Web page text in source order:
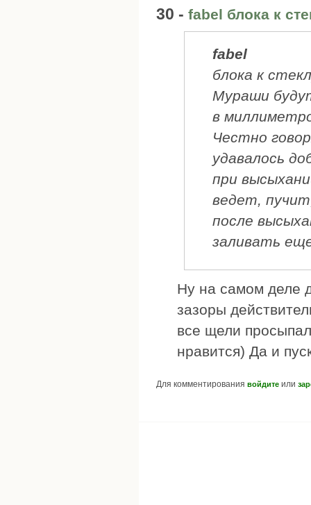
30 - fabel блока к
fabel
блока к
Мураши
в
Честно
удавалось
при
ведет,
после
заливать
Ну на самом деле
зазоры
все щели
нравится) Да и
Для комментирования войдите или